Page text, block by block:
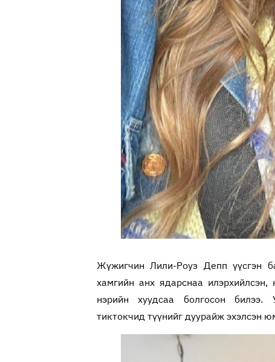
Жүжигчин Лили-Роуз Депп үүсгэн
хамгийн анх ядарснаа
нэрийн хуудсаа болгосон билээ.
тиктокчид түүнийг дуурайж эхэлсэн